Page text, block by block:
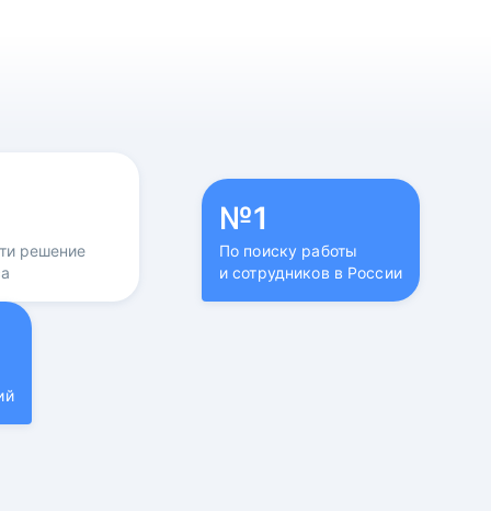
решение
№1
По поиску работы
и сотрудников в России